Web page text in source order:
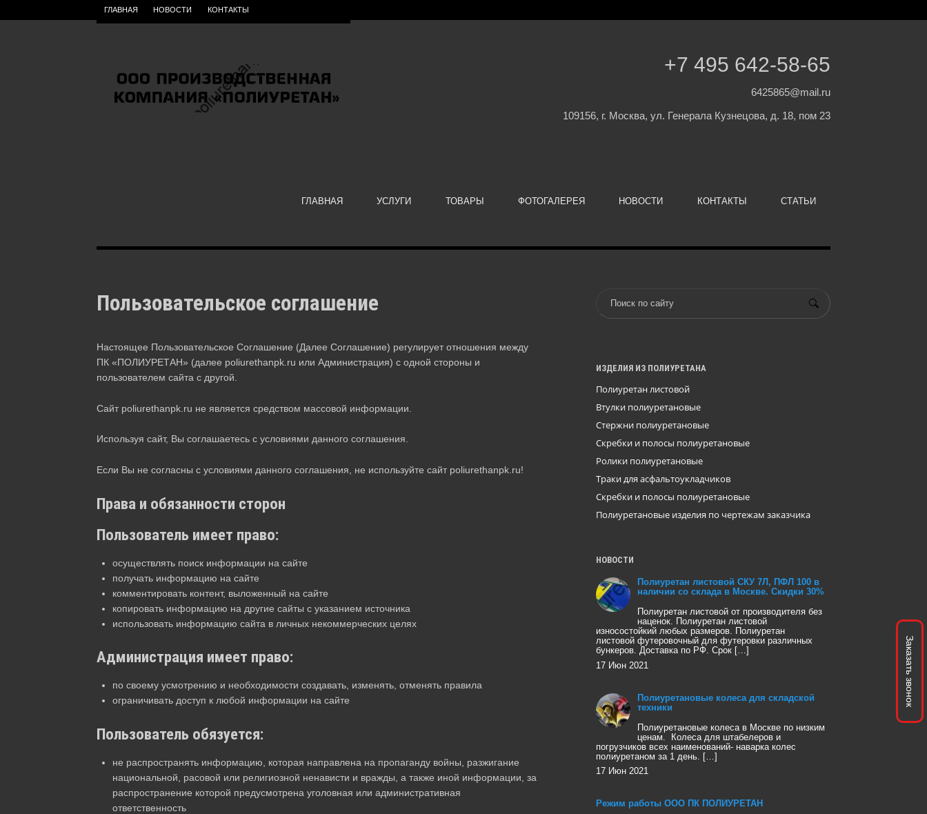
ГЛАВНАЯ НОВОСТИ КОНТАКТЫ
+7 495 642-58-65
6425865@mail.ru
109156, г. Москва, ул. Генерала Кузнецова, д. 18, пом 23
ГЛАВНАЯ УСЛУГИ ТОВАРЫ ФОТОГАЛЕРЕЯ НОВОСТИ КОНТАКТЫ СТАТЬИ
Пользовательское соглашение
Настоящее Пользовательское Соглашение (Далее Соглашение) регулирует отношения между
ПК «ПОЛИУРЕТАН» (далее poliurethanpk.ru или Администрация) с одной стороны и
пользователем сайта с другой.
Сайт poliurethanpk.ru не является средством массовой информации.
Используя сайт, Вы соглашаетесь с условиями данного соглашения.
Если Вы не согласны с условиями данного соглашения, не используйте сайт poliurethanpk.ru!
Права и обязанности сторон
Пользователь имеет право:
осуществлять поиск информации на сайте
получать информацию на сайте
комментировать контент, выложенный на сайте
копировать информацию на другие сайты с указанием источника
использовать информацию сайта в личных некоммерческих целях
Администрация имеет право:
по своему усмотрению и необходимости создавать, изменять, отменять правила
ограничивать доступ к любой информации на сайте
Пользователь обязуется:
не распространять информацию, которая направлена на пропаганду войны, разжигание
национальной, расовой или религиозной ненависти и вражды, а также иной информации, за
распространение которой предусмотрена уголовная или административная
ответственность
ИЗДЕЛИЯ ИЗ ПОЛИУРЕТАНА
Полиуретан листовой
Втулки полиуретановые
Стержни полиуретановые
Скребки и полосы полиуретановые
Ролики полиуретановые
Траки для асфальтоукладчиков
Скребки и полосы полиуретановые
Полиуретановые изделия по чертежам заказчика
НОВОСТИ
Полиуретан листовой СКУ 7Л, ПФЛ 100 в
наличии со склада в Москве. Скидки 30%
Полиуретан листовой от производителя без
наценок. Полиуретан листовой
износостойкий любых размеров. Полиуретан
листовой футеровочный для футеровки различных
бункеров. Доставка по РФ. Срок […]
17 Июн 2021
Полиуретановые колеса для складской
техники
Полиуретановые колеса в Москве по низким
ценам. Колеса для штабелеров и
погрузчиков всех наименований- наварка колес
полиуретаном за 1 день. […]
17 Июн 2021
Режим работы ООО ПК ПОЛИУРЕТАН
Заказать звонок